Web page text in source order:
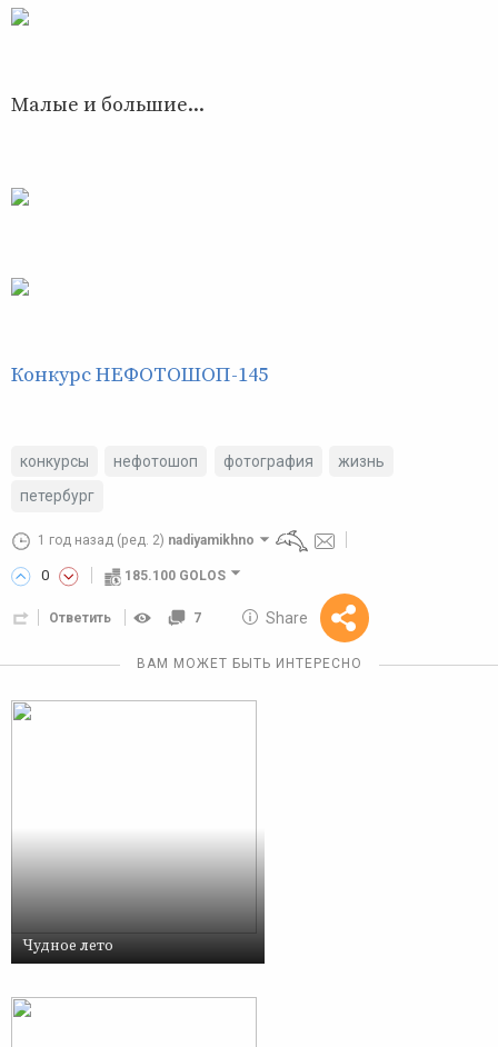
Малые и большие...
Конкурс НЕФОТОШОП-145
конкурсы нефотошоп фотография
жизнь
петербург
1 год назад (ред. 2) nadiyamikhno
0 185.100 GOLOS
Ответить 7 Share
Reward
10 GOLOS
ВАМ МОЖЕТ БЫТЬ ИНТЕРЕСНО
Чудное лето